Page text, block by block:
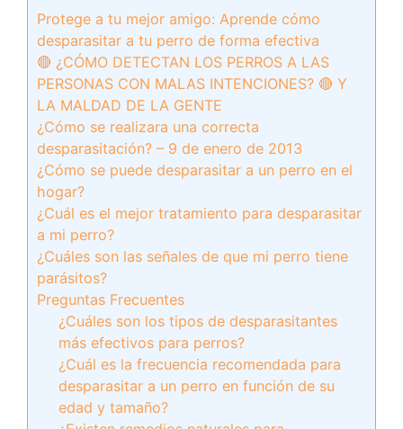
Protege a tu mejor amigo: Aprende cómo
desparasitar a tu perro de forma efectiva
🔴 ¿CÓMO DETECTAN LOS PERROS A LAS
PERSONAS CON MALAS INTENCIONES? 🔴 Y
LA MALDAD DE LA GENTE
¿Cómo se realizara una correcta
desparasitación? – 9 de enero de 2013
¿Cómo se puede desparasitar a un perro en el
hogar?
¿Cuál es el mejor tratamiento para desparasitar
a mi perro?
¿Cuáles son las señales de que mi perro tiene
parásitos?
Preguntas Frecuentes
¿Cuáles son los tipos de desparasitantes
más efectivos para perros?
¿Cuál es la frecuencia recomendada para
desparasitar a un perro en función de su
edad y tamaño?